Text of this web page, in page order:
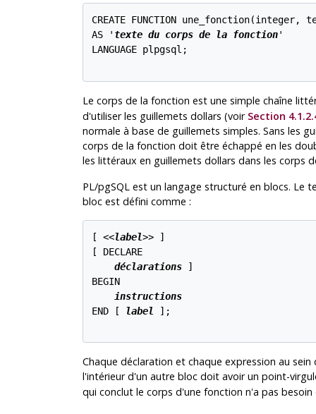
CREATE FUNCTION une_fonction(integer,
AS ' texte du corps de la fonction'
LANGUAGE plpgsql;
Le corps de la fonction est une simple chaîne
d'utiliser les guillemets dollars (voir Section
normale à base de guillemets simples. Sans les
corps de la fonction doit être échappé en les
les littéraux en guillemets dollars dans les corps
PL/pgSQLest un langage structuré en blocs. Le
bloc est défini comme :
[ <<label>> ]
[
DECLARE
déclarations
]
BEGIN
instructions
END [
label ];
Chaque déclaration et chaque expression au
l'intérieur d'un autre bloc doit avoir un point-
qui conclut le corps d'une fonction n'a pas